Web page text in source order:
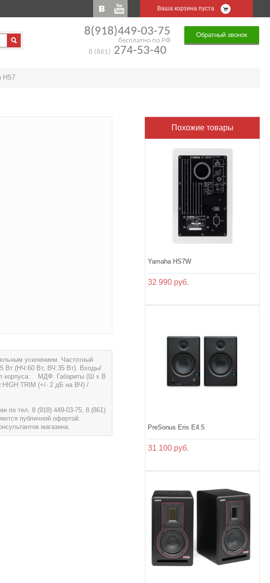
Ваша корзина пуста
8(918)449-03-75
бесплатно по РФ
8 (861) 274-53-40
Обратный звонок
HS7
Похожие товары
Yamaha HS7W
32 990 руб.
PreSonus Eris E4.5
31 100 руб.
усилением. Частотный
(НЧ:60 Вт, ВЧ:35 Вт). Входы/
корпуса: МДФ. Габариты (Ш х В
TRIM (+/- 2 дБ на ВЧ) /
по тел. 8 (918) 449-03-75, 8 (861)
публичной офертой.
магазина.